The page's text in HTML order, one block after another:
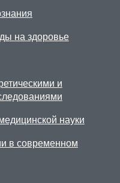
на здоровье
и
науки
в современном